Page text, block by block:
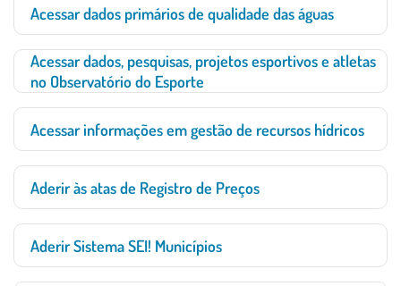
Acessar dados primários de qualidade das águas
Acessar dados, pesquisas, projetos esportivos e atletas
no Observatório do Esporte
Acessar informações em gestão de recursos hídricos
Aderir às atas de Registro de Preços
Aderir Sistema SEI! Municípios